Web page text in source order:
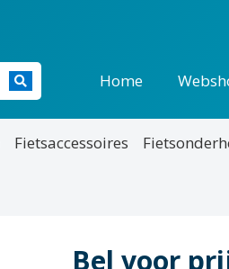
Home
Fietsaccessoires
Bel voor